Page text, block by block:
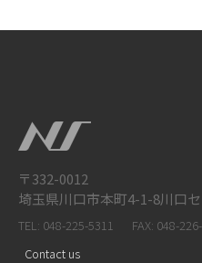
〒332-0012
埼玉県川口市本町4-1-8川口
TEL: 048-225-5311
FAX: 048-
Contact us